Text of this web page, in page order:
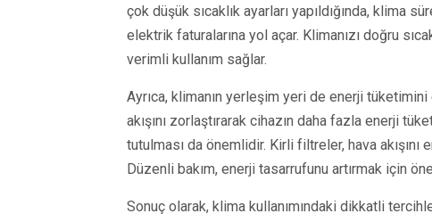
çok düşük sıcaklık ayarları yapıldığında, klima
elektrik faturalarına yol açar. Klimanızı doğru
verimli kullanım sağlar.
Ayrıca, klimanın yerleşim yeri de enerji
akışını zorlaştırarak cihazın daha fazla enerji
tutulması da önemlidir. Kirli filtreler, hava akışını
Düzenli bakım, enerji tasarrufunu artırmak için
Sonuç olarak, klima kullanımındaki dikkatli